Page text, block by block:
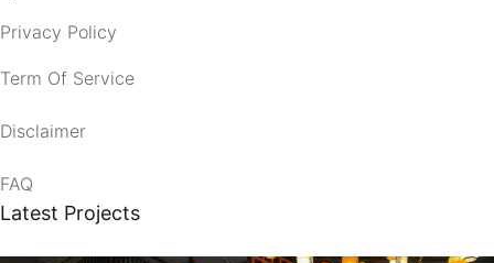
Privacy Policy
Term Of Service
Disclaimer
FAQ
Latest Projects